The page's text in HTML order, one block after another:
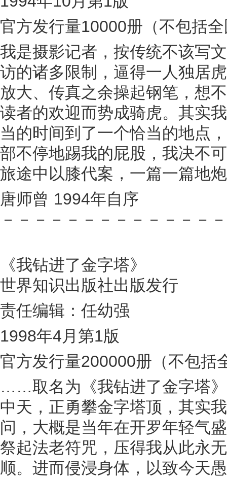
官方发行量10000册（不包括
我是摄影记者，按传统不该写
访的诸多限制，逼得一人独居
放大、传真之余操起钢笔，想
读者的欢迎而势成骑虎。其实
当的时间到了一个恰当的地点
部不停地踢我的屁股，我决不
旅途中以膝代案，一篇一篇地
唐师曾 1994年自序
－－－－－－－－－－－－－
《我钻进了金字塔》
世界知识出版社出版发行
责任编辑：任幼强
1998年4月第1版
官方发行量200000册（不包括
……取名为《我钻进了金字塔
中天，正勇攀金字塔顶，其实
问，大概是当年在开罗年轻气
祭起法老符咒，压得我从此永
顺。进而侵浸身体，以致今天